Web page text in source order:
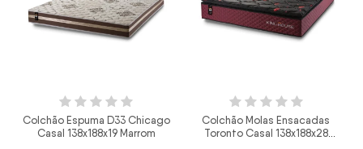
Colchão Espuma D33 Chicago
Casal 138x188x19 Marrom
Colchão Molas Ensacadas
Toronto Casal 138x188x28